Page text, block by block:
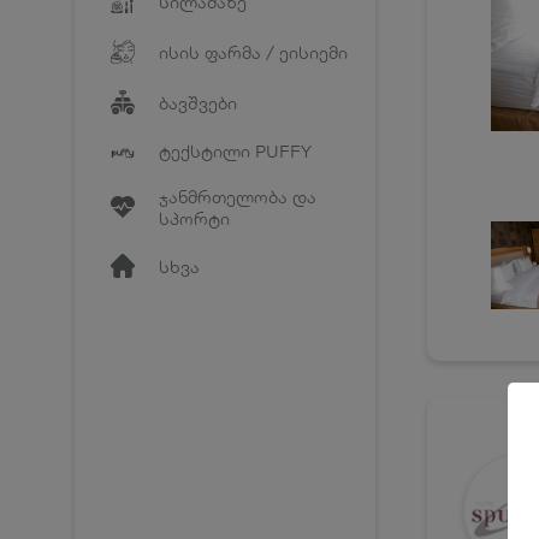
ისის ფარმა / ეისიემი
ბავშვები
ტექსტილი PUFFY
ჯანმრთელობა და
სპორტი
სხვა